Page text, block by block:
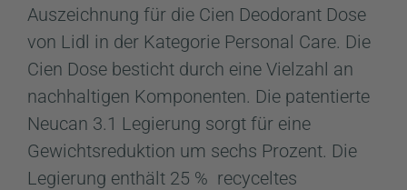
Auszeichnung für die Cien Deodorant Dose
von Lidl in der Kategorie Personal Care. Die
Cien Dose besticht durch eine Vielzahl an
nachhaltigen Komponenten. Die patentierte
Neucan 3.1 Legierung sorgt für eine
Gewichtsreduktion um sechs Prozent. Die
Legierung enthält 25 % recyceltes